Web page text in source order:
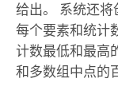
给出。 系统还
每个要素和统计
计数最低和最高
和多数组中点的